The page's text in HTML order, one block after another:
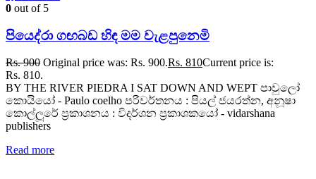
0 out of 5
පියෙද්රා ගඟබඩ හිඳ මම වැළපුනෙමි
Rs.900 Original price was: Rs. 900.Rs. 810Current price is:
Rs. 810.
BY THE RIVER PIEDRA I SAT DOWN AND WEPT පාවුලෝ
කොයියෝ - Paulo coelho පරිවර්තනය : පියල් ජයරත්න, අනූෂා
කොල්ලූරේ ප්‍රකාශනය : විදර්ශන ප්‍රකාශකයෝ - vidarshana
publishers
Read more